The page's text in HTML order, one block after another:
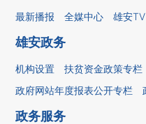
最新播报 全媒中心 雄安TV
雄安政务
机构设置 扶贫资金政策专栏
政府网站年度报表公开专栏
政务服务